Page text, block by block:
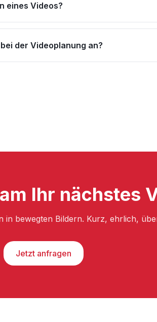
eines Videos?
der Videoplanung an?
Ihr nächstes
in bewegten Bildern. Kurz, ehrlich,
Jetzt anfragen